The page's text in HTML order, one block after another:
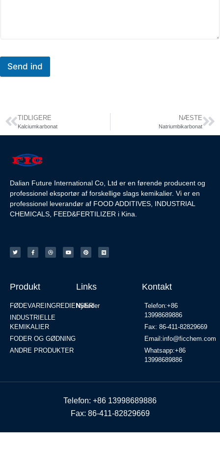
Send ind
TIDLIGERE
Kalciumkarbonat
NÆSTE
Natriumbikarbonat
Dalian Future International Co, Ltd er en førende producent og
professionel eksportør af forskellige slags kemikalier. Vi er en
professionel leverandør af FOOD ADDITIVES, INDUSTRIAL
CHEMICALS, FEED&FERTILIZER i Kina.
Produkt
FØDEVAREINGREDIENSER
INDUSTRIELLE
KEMIKALIER
FODER OG GØDNING
ANDRE PRODUKTER
Links
Nyheder
Kontakt
Telefon:+86
13998689886
Fax: 86-411-82829669
Email:info@ficchem.com
Whatsapp:+86
13998689886
Telefon: +86 13998689886
Fax: 86-411-82829669